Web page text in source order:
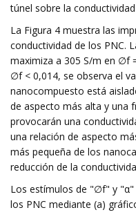
túnel sobre la
La Figura 4 muestra las
conductividad de los PNC.
maximiza a 305 S/m en ∅f
∅f < 0,014, se observa el
nanocompuesto está
de aspecto más alta y una
provocarán una
una relación de aspecto
más pequeña de los
reducción de la
Los estímulos de "∅f" y "α"
los PNC mediante (a)